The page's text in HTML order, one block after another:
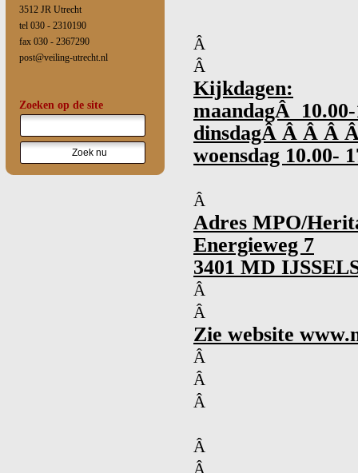
3512 JR Utrecht
tel 030 - 2310190
fax 030 - 2367290
post@veiling-utrecht.nl
Zoeken op de site
Â
Â
Kijkdagen:
maandagÂ 10.00-
dinsdagÂ Â Â Â
woensdag 10.00-
Â
Adres MPO/
Energieweg 7
3401 MD
Â
Â
Zie website
Â
Â
Â
Â
Â